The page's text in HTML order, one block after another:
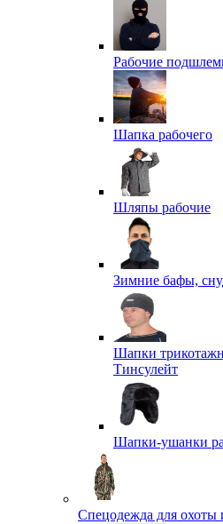
Рабочие
Шапка рабочего
Шляпы рабочие
Зимние бафы,
Шапки
Тинсулейт
Шапки-ушанки
Спецодежда для охоты